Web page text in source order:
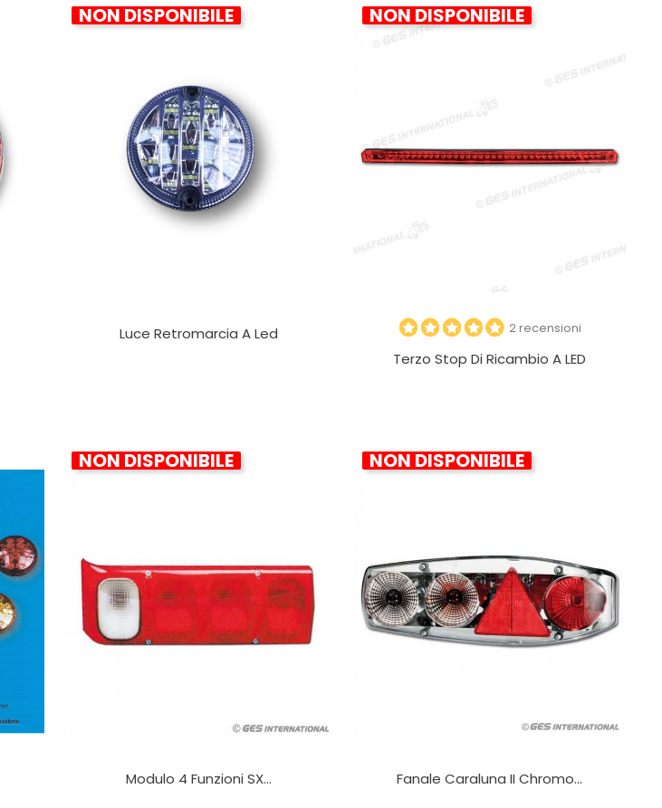
NON DISPONIBILE
Luce Retromarcia A Led
NON DISPONIBILE
2 recensioni
Terzo Stop Di Ricambio A LED
NON DISPONIBILE
Modulo 4 Funzioni SX...
NON DISPONIBILE
Fanale Caraluna II Chromo...